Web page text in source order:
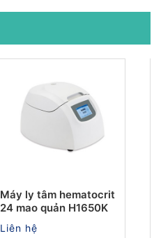
Máy ly tâm hematocrit
24 mao quản H1650K
Liên hệ